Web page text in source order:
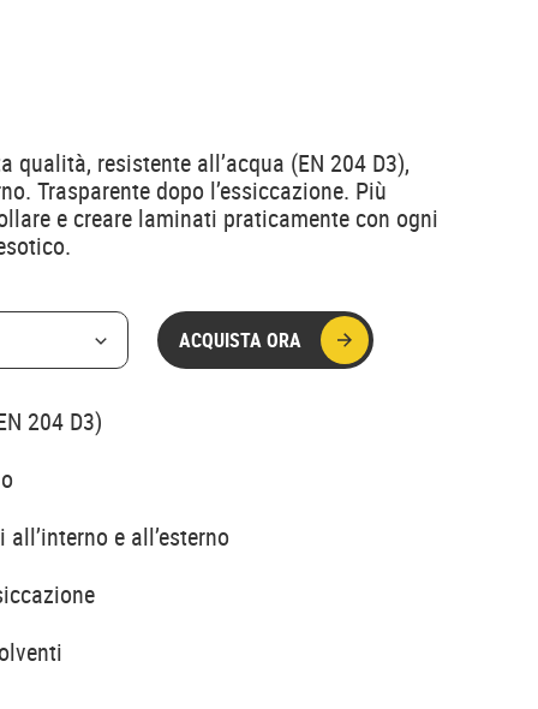
qualità, resistente all’acqua (EN 204 D3),
Trasparente dopo l’essiccazione. Più
e creare laminati praticamente con ogni
ACQUISTA ORA
204 D3)
e all’esterno